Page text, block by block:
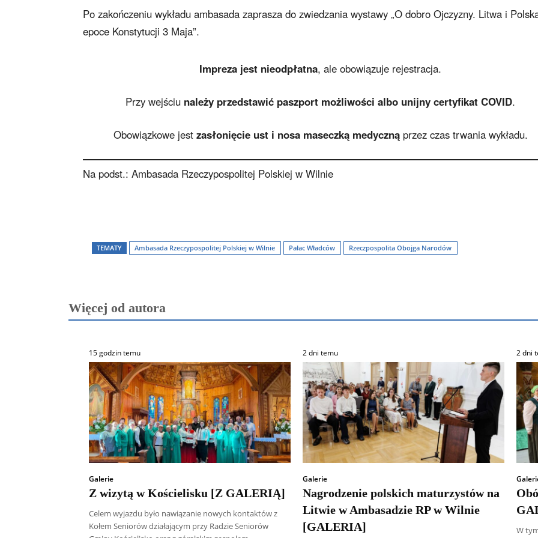
Po zakończeniu wykładu ambasada zaprasza do zwiedzania wystawy „O dobro Ojczyzny. Litwa i
epoce Konstytucji 3 Maja”.
Impreza jest nieodpłatna, ale obowiązuje rejestracja.
Przy wejściu należy przedstawić paszport możliwości albo unijny certyfikat COVID.
Obowiązkowe jestzasłonięcie ust i nosa maseczką medyczną przez czas trwania wykładu.
Na podst.: Ambasada Rzeczypospolitej Polskiej w Wilnie
TEMATY Ambasada Rzeczypospolitej Polskiej w Wilnie Pałac Władców Rzeczpospolita Obojga Narodów
Więcej od autora
15 godzin temu
Galerie
Z wizytą w Kościelisku [Z GALERIĄ]
Celem wyjazdu było nawiązanie nowych kontaktów z
Kołem Seniorów działającym przy Radzie Seniorów
2 dni temu
Galerie
Nagrodzenie polskich maturzystów na
Litwie w Ambasadzie RP w Wilnie
[GALERIA]
2 dni
W